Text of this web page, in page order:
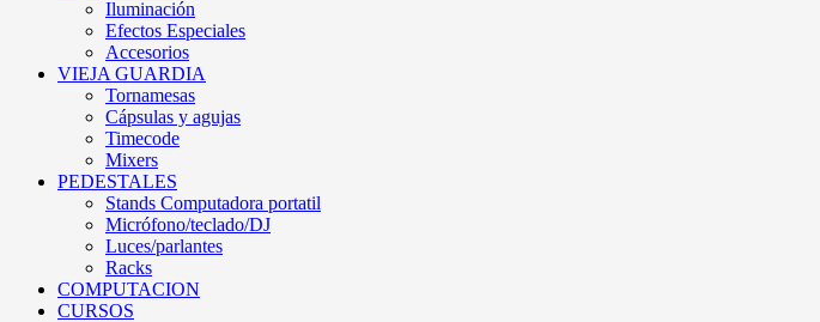
Iluminación
Efectos Especiales
Accesorios
VIEJA GUARDIA
Tornamesas
Cápsulas y agujas
Timecode
Mixers
PEDESTALES
Stands Computadora portatil
Micrófono/teclado/DJ
Luces/parlantes
Racks
COMPUTACION
CURSOS